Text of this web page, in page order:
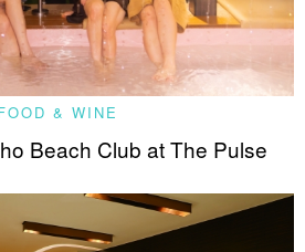
& WINE
Beach Club at The Pulse